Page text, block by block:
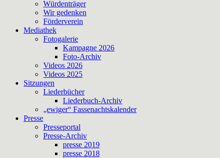
Würdenträger
Wir gedenken
Förderverein
Mediathek
Fotogalerie
Kampagne 2026
Foto-Archiv
Videos 2026
Videos 2025
Sitzungen
Liederbücher
Liederbuch-Archiv
„ewiger“ Fassenachtskalender
Presse
Presseportal
Presse-Archiv
presse 2019
presse 2018